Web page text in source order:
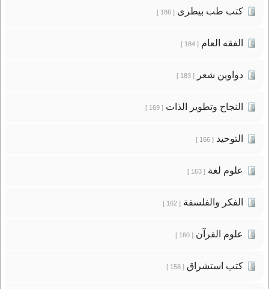
كتب طب بيطرى[ 186 ]
الفقه العام[ 184 ]
دواوين شعر[ 183 ]
النجاح وتطوير الذات[ 169 ]
التوحيد[ 166 ]
علوم لغة[ 163 ]
الفكر والفلسفة[ 162 ]
علوم القرآن[ 160 ]
كتب استشراق[ 158 ]